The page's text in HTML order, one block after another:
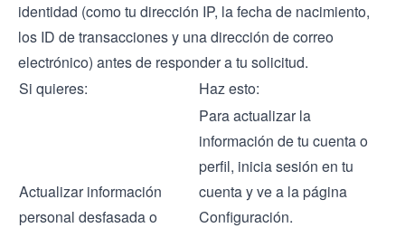
identidad (como tu dirección IP, la fecha de nacimiento,
los ID de transacciones y una dirección de correo
electrónico) antes de responder a tu solicitud.
Si quieres:
Haz esto:
Actualizar información
personal desfasada o
Para actualizar la
información de tu cuenta o
perfil, inicia sesión en tu
cuenta y ve a la página
Configuración.